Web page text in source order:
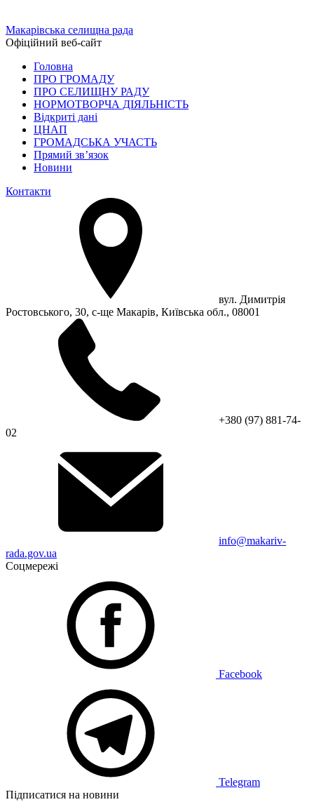
Макарівська селищна рада
Офіційний веб-сайт
Головна
ПРО ГРОМАДУ
ПРО СЕЛИЩНУ РАДУ
НОРМОТВОРЧА ДІЯЛЬНІСТЬ
Відкриті дані
ЦНАП
ГРОМАДСЬКА УЧАСТЬ
Прямий зв’язок
Новини
Контакти
вул. Димитрія
Ростовського, 30, с-ще Макарів, Київська обл., 08001
+380 (97) 881-74-
02
info@makariv-
rada.gov.ua
Соцмережі
Facebook
Telegram
Підписатися на новини